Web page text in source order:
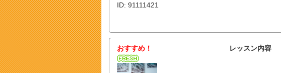
ID: 91111421
おすすめ！ レッスン内容